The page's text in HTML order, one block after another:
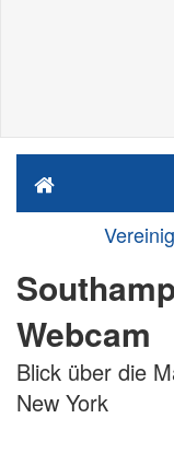
Webcam
Blick über die
New York